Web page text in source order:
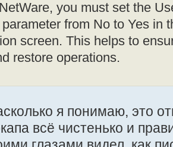
you must set the
from No to Yes in
screen. This helps to
restore operations.
я понимаю, это
всё чистенько и